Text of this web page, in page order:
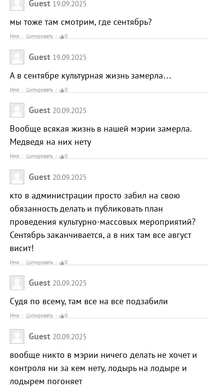
Guest 19.09.2025
мы тоже там смотрим, где сентябрь?
Имя Цитировать 0
Guest 19.09.2025
А в сентябре культурная жизнь замерла…
Имя Цитировать 0
Guest 20.09.2025
Вообще всякая жизнь в нашей мэрии замерла.
Медведя на них нету
Имя Цитировать 0
Guest 20.09.2025
кто в администрации просто забил на свою
обязанность делать и публиковать план
проведения культурно-массовых мероприятий?
Сентябрь заканчивается, а в них там все август
висит!
Имя Цитировать 0
Guest 20.09.2025
Судя по всему, там все на все подзабили
Имя Цитировать 0
Guest 20.09.2025
вообще никто в мэрии ничего делать не хочет и
контроля ни за кем нету, лодырь на лодыре и
лодырем погоняет